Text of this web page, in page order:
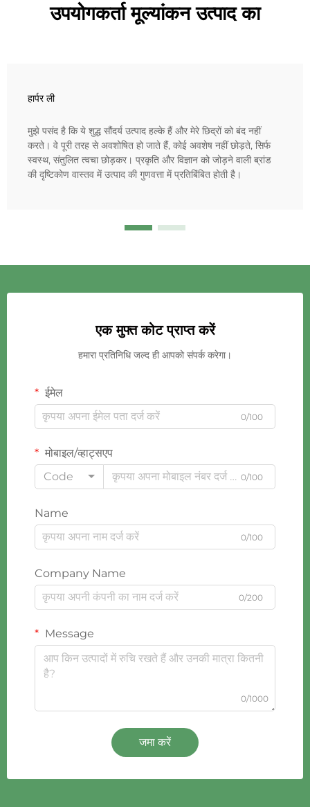
उपयोगकर्ता मूल्यांकन उत्पाद का
हार्पर ली
मुझे पसंद है कि ये शुद्ध सौंदर्य उत्पाद हल्के हैं और मेरे छिद्रों को बंद नहीं
करते। वे पूरी तरह से अवशोषित हो जाते हैं, कोई अवशेष नहीं छोड़ते, सिर्फ
स्वस्थ, संतुलित त्वचा छोड़कर। प्रकृति और विज्ञान को जोड़ने वाली ब्रांड
की दृष्टिकोण वास्तव में उत्पाद की गुणवत्ता में प्रतिबिंबित होती है।
एक मुफ्त कोट प्राप्त करें
हमारा प्रतिनिधि जल्द ही आपको संपर्क करेगा।
ईमेल
0/100
मोबाइल/व्हाट्सएप
Code
0/100
Name
0/100
Company Name
0/200
Message
0/1000
जमा करें